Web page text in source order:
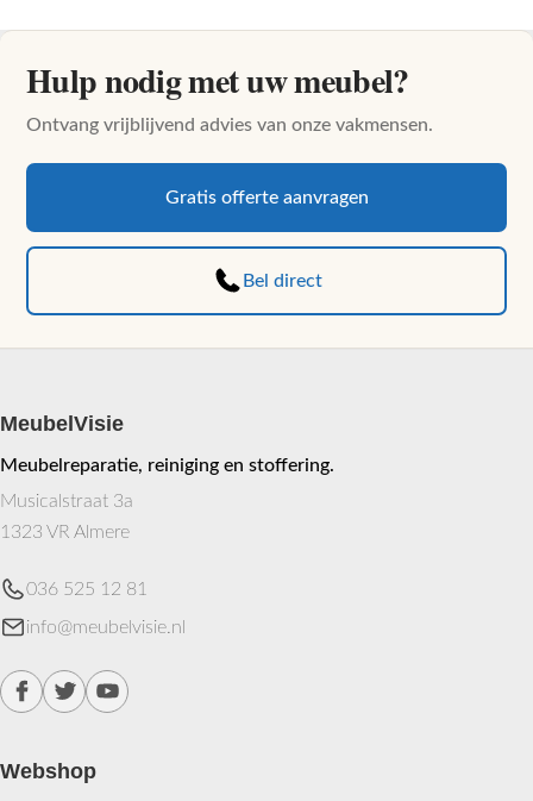
Hulp nodig met uw meubel?
Ontvang vrijblijvend advies van onze vakmensen.
Gratis offerte aanvragen
Bel direct
MeubelVisie
Meubelreparatie, reiniging en stoffering.
Musicalstraat 3a
1323 VR Almere
036 525 12 81
info@meubelvisie.nl
Webshop